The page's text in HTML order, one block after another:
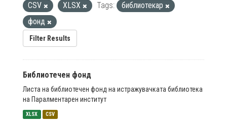
CSV
XLSX Tags:
библиотекар
фонд
Filter Results
Библиотечен фонд
Листа на библиотечен фонд на истражувачката библиотека
на Паралментарен институт
XLSX CSV